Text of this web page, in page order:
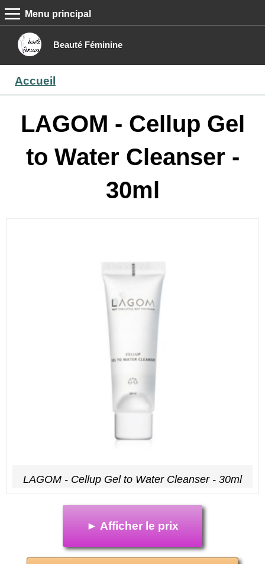
Beauté Féminine
MENU PRINCIPAL
Menu principal
Boutique
Contact
Accueil
LAGOM - Cellup Gel
to Water Cleanser -
30ml
LAGOM - Cellup Gel to Water Cleanser - 30ml
► Afficher le prix